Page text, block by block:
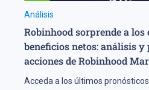
Análisis
Robinhood sorprende a los
beneficios netos: análisis
acciones de Robinhood
Acceda a los últimos